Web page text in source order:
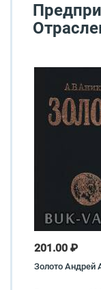
201.00 ₽
Золото Андрей